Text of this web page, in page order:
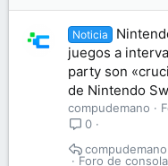
Noticia
juegos a
party son
de Nintendo
compudemano
0
Foro de
compudemano